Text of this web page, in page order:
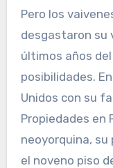
Pero los vaivenes financieros argentinos
desgastaron su
últimos años
posibilidades.
Unidos con su
Propiedades en
neoyorquina, su
el noveno piso